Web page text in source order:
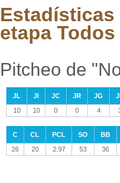
Estadísticas
etapa
Pitcheo de
JL JI JC JR JG
10
10 0 0 4
C CL PCL SO
BB
26
20 2.97 53 36